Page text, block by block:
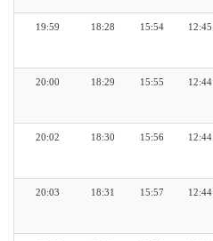
12:45
15:54
18:28
19:59
12:44
15:55
18:29
20:00
12:44
15:56
18:30
20:02
12:44
15:57
18:31
20:03